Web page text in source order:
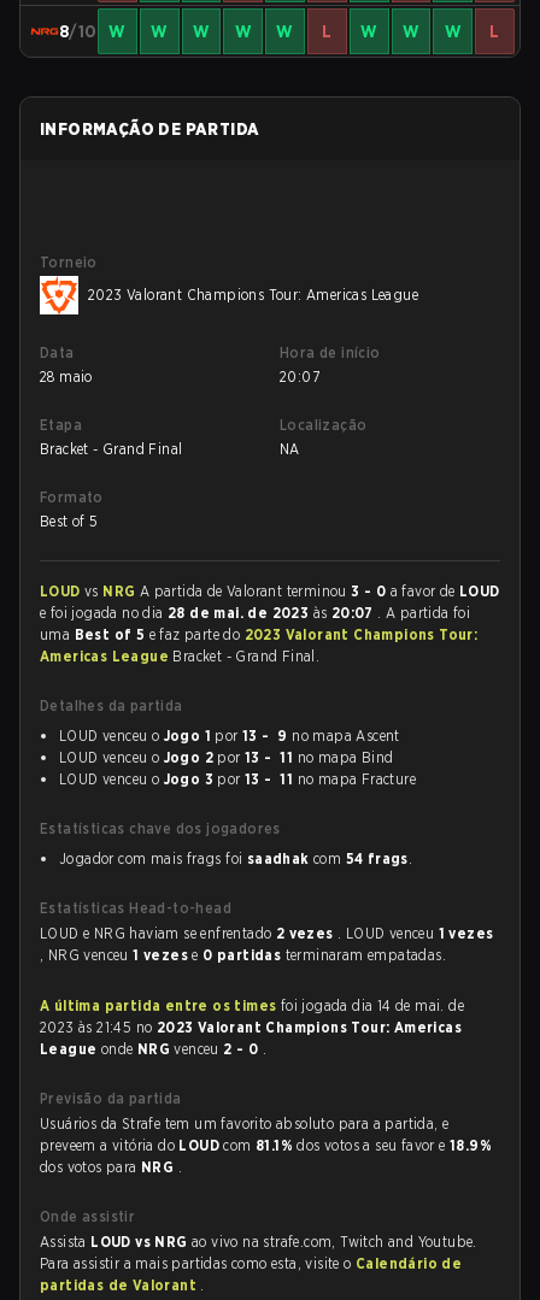
8/10 W W W W W L W W W L
INFORMAÇÃO DE PARTIDA
Torneio
2023 Valorant Champions Tour: Americas League
Data
28 maio
Hora de início
20:07
Etapa
Bracket - Grand Final
Localização
NA
Formato
Best of 5
LOUD vs NRG A partida de Valorant terminou3 - 0 a favor de LOUD
e foi jogada no dia 28 de mai. de 2023 às 20:07 . A partida foi
uma Best of 5 e faz parte do 2023 Valorant Champions Tour:
Americas League Bracket - Grand Final.
Detalhes da partida
LOUD venceu o Jogo 1 por13 - 9 no mapa Ascent
LOUD venceu o Jogo 2 por13 - 11 no mapa Bind
LOUD venceu o Jogo 3 por13 - 11 no mapa Fracture
Estatísticas chave dos jogadores
Jogador com mais frags foi saadhak com 54 frags.
Estatísticas Head-to-head
LOUD e NRG haviam se enfrentado 2 vezes . LOUD venceu 1 vezes
, NRG venceu1 vezese 0 partidas terminaram empatadas.
A última partida entre os times foi jogada dia 14 de mai. de
2023 às 21:45 no 2023 Valorant Champions Tour: Americas
League onde NRGvenceu 2 - 0 .
Previsão da partida
Usuários da Strafe tem um favorito absoluto para a partida, e
preveem a vitória do LOUDcom 81.1%dos votos a seu favor e18.9%
dos votos para NRG .
Onde assistir
Assista LOUD vs NRGao vivo na strafe.com, Twitch and Youtube.
Para assistir a mais partidas como esta, visite o Calendário de
partidas de Valorant .